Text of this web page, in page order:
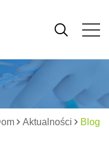
Aktualności Blog